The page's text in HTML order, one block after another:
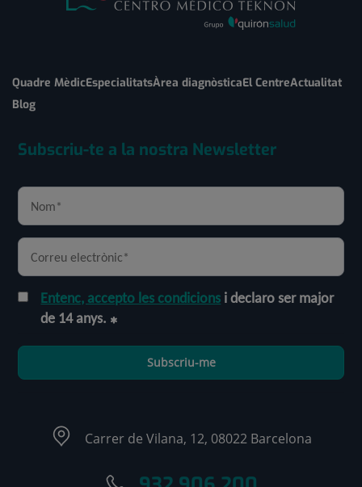
Quadre MèdicEspecialitatsÀrea diagnòsticaEl CentreActualitat
Blog
Subscriu-te a la nostra Newsletter
Entenc, accepto les condicions i declaro ser major
de 14 anys.
Subscriu-me
Carrer de Vilana, 12, 08022 Barcelona